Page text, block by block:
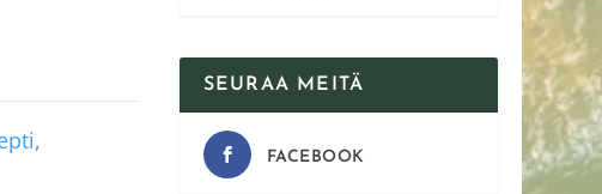
,
SEURAA MEITÄ
FACEBOOK